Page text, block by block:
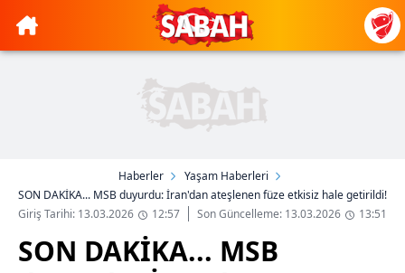
Haberler
Yaşam Haberleri
SON DAKİKA... MSB duyurdu: İran'dan ateşlenen füze etkisiz hale getirildi!
Giriş Tarihi: 13.03.2026
12:57 Son Güncelleme: 13.03.2026 13:51
SON DAKİKA... MSB